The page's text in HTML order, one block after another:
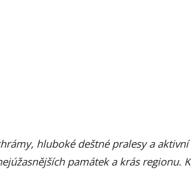
hluboké deštné pralesy a aktivní
památek a krás regionu. K